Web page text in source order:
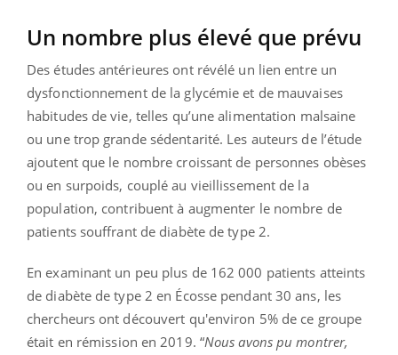
Un nombre plus élevé que prévu
Des études antérieures ont révélé un lien entre un
dysfonctionnement de la glycémie et de mauvaises
habitudes de vie, telles qu’une alimentation malsaine
ou une trop grande sédentarité. Les auteurs de l’étude
ajoutent que le nombre croissant de personnes obèses
ou en surpoids, couplé au vieillissement de la
population, contribuent à augmenter le nombre de
patients souffrant de diabète de type 2.
En examinant un peu plus de 162 000 patients atteints
de diabète de type 2 en Écosse pendant 30 ans, les
chercheurs ont découvert qu'environ 5% de ce groupe
était en rémission en 2019. “Nous avons pu montrer,